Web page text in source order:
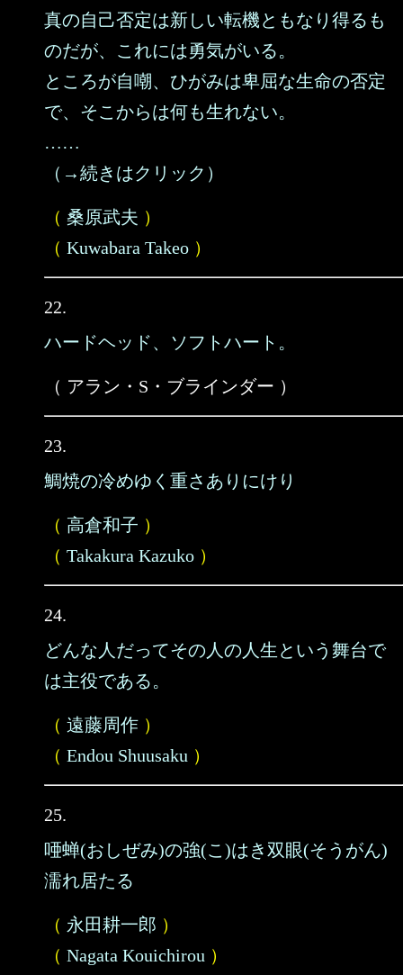
真の自己否定は新しい転機ともなり得るも
のだが、これには勇気がいる。
ところが自嘲、ひがみは卑屈な生命の否定
で、そこからは何も生れない。
……
（→続きはクリック）
（ 桑原武夫 ）
（ Kuwabara Takeo ）
22.
ハードヘッド、ソフトハート。
（ アラン・S・ブラインダー ）
23.
鯛焼の冷めゆく重さありにけり
（ 高倉和子 ）
（ Takakura Kazuko ）
24.
どんな人だってその人の人生という舞台で
は主役である。
（ 遠藤周作 ）
（ Endou Shuusaku ）
25.
唖蝉(おしぜみ)の強(こ)はき双眼(そうがん)
濡れ居たる
（ 永田耕一郎 ）
（ Nagata Kouichirou ）